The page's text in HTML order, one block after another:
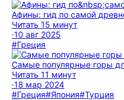
Афины: гид по самой
Читать 15 минут
·10 авг 2025
#Греция
Самые популярные горы
Читать 11 минут
·18 мар 2024
#Греция#Япония#Турция